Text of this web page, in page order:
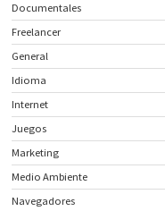
Documentales
Freelancer
General
Idioma
Internet
Juegos
Marketing
Medio Ambiente
Navegadores